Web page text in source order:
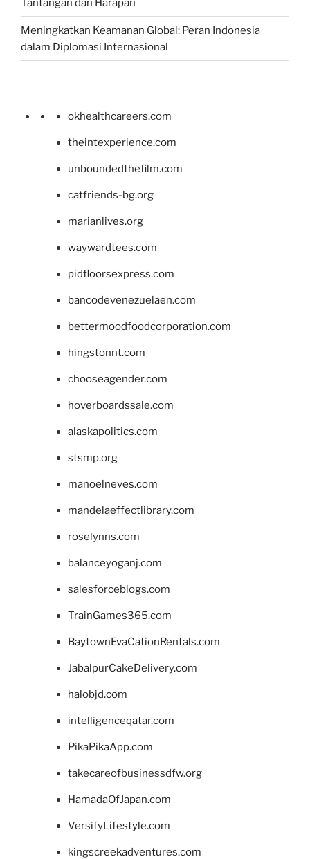
Tantangan dan Harapan
Meningkatkan Keamanan Global: Peran Indonesia
dalam Diplomasi Internasional
okhealthcareers.com
theintexperience.com
unboundedthefilm.com
catfriends-bg.org
marianlives.org
waywardtees.com
pidfloorsexpress.com
bancodevenezuelaen.com
bettermoodfoodcorporation.com
hingstonnt.com
chooseagender.com
hoverboardssale.com
alaskapolitics.com
stsmp.org
manoelneves.com
mandelaeffectlibrary.com
roselynns.com
balanceyoganj.com
salesforceblogs.com
TrainGames365.com
BaytownEvaCationRentals.com
JabalpurCakeDelivery.com
halobjd.com
intelligenceqatar.com
PikaPikaApp.com
takecareofbusinessdfw.org
HamadaOfJapan.com
VersifyLifestyle.com
kingscreekadventures.com